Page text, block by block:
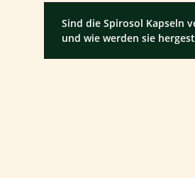
Sind die Spirosol Kapseln
und wie werden sie